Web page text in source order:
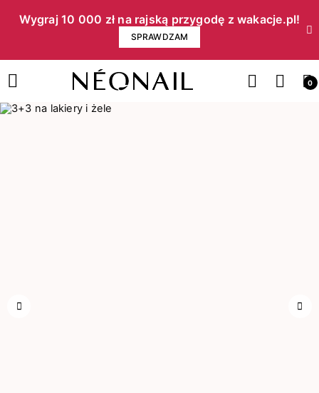
Wygraj 10 000 zł na rajską przygodę z wakacje.pl!​
SPRAWDZAM
0